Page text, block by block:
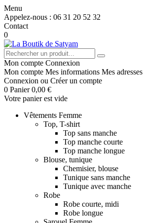
Menu
Appelez-nous : 06 31 20 52 32
Contact
0
Mon compte Connexion
Mon compte Mes informations Mes adresses
Connexion ou Créer un compte
0 Panier 0,00 €
Votre panier est vide
Vêtements Femme
Top, T-shirt
Top sans manche
Top manche courte
Top manche longue
Blouse, tunique
Chemisier, blouse
Tunique sans manche
Tunique avec manche
Robe
Robe courte, midi
Robe longue